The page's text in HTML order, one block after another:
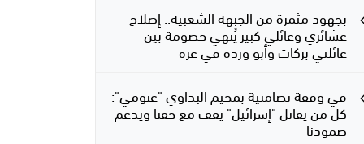
بجهود مثمرة من الجبهة الشعبية.. إصلاح
عشائري وعائلي كبير يُنهي خصومة بين
عائلتي بركات وأبو وردة في غزة
في وقفة تضامنية بمخيم البداوي "غنومي":
كل من يقاتل "إسرائيل" يقف مع حقنا ويدعم
صمودنا